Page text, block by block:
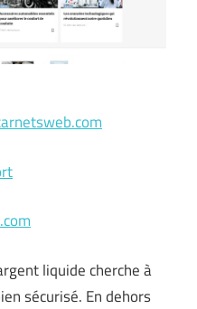
liquide cherche à
sécurisé. En dehors